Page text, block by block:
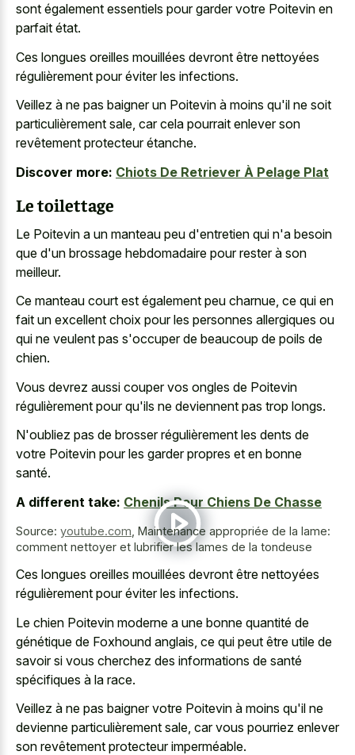
sont également essentiels pour garder votre Poitevin en
parfait état.
Ces longues oreilles mouillées devront être nettoyées
régulièrement pour éviter les infections.
Veillez à ne pas baigner un Poitevin à moins qu'il ne soit
particulièrement sale, car cela pourrait enlever son
revêtement protecteur étanche.
Discover more: Chiots De Retriever À Pelage Plat
Le toilettage
Le Poitevin a un manteau peu d'entretien qui n'a besoin
que d'un brossage hebdomadaire pour rester à son
meilleur.
Ce manteau court est également peu charnue, ce qui en
fait un excellent choix pour les personnes allergiques ou
qui ne veulent pas s'occuper de beaucoup de poils de
chien.
Vous devrez aussi couper vos ongles de Poitevin
régulièrement pour qu'ils ne deviennent pas trop longs.
N'oubliez pas de brosser régulièrement les dents de
votre Poitevin pour les garder propres et en bonne
santé.
A different take: Chenils Pour Chiens De Chasse
Source: youtube.com Maintenance appropriée de la lame:
comment nettoyer et lubrifier les lames de la tondeuse
Ces longues oreilles mouillées devront être nettoyées
régulièrement pour éviter les infections.
Le chien Poitevin moderne a une bonne quantité de
génétique de Foxhound anglais, ce qui peut être utile de
savoir si vous cherchez des informations de santé
spécifiques à la race.
Veillez à ne pas baigner votre Poitevin à moins qu'il ne
devienne particulièrement sale, car vous pourriez enlever
son revêtement protecteur imperméable.